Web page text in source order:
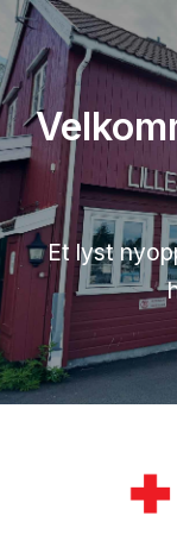
Et lyst